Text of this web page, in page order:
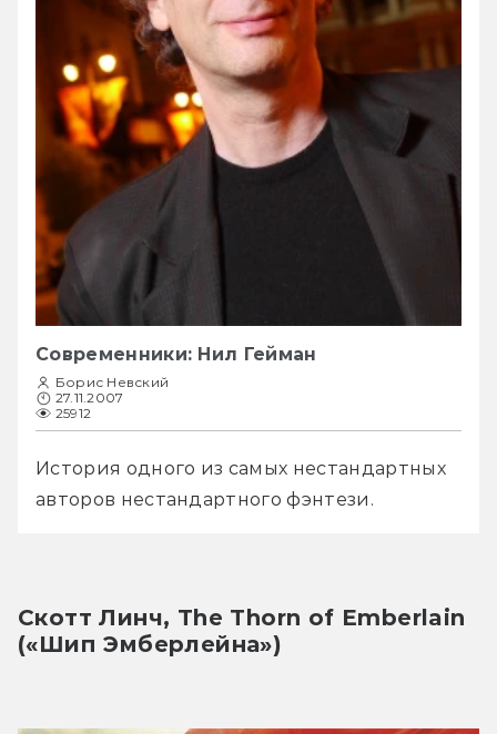
Современники: Нил Гейман
Борис Невский
27.11.2007
25912
История одного из самых нестандартных
авторов нестандартного фэнтези.
Скотт Линч, The Thorn of Emberlain
(«Шип Эмберлейна»)